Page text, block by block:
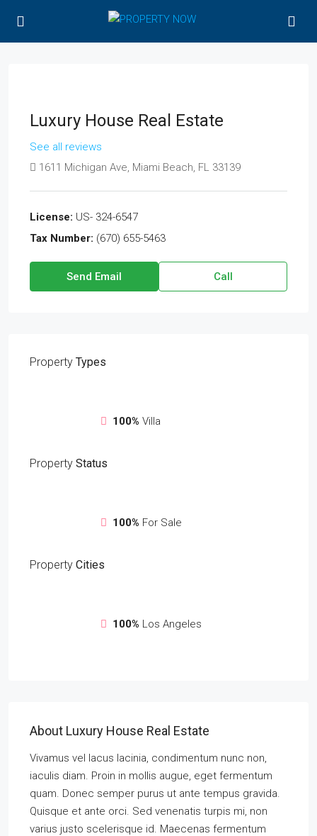
Luxury House Real Estate
See all reviews
1611 Michigan Ave, Miami Beach, FL 33139
License: US- 324-6547
Tax Number: (670) 655-5463
Send Email Call
Property Types
100% Villa
Property Status
100% For Sale
Property Cities
100% Los Angeles
About Luxury House Real Estate
Vivamus vel lacus lacinia, condimentum nunc non,
iaculis diam. Proin in mollis augue, eget fermentum
quam. Donec semper purus ut ante tempus gravida.
Quisque et ante orci. Sed venenatis turpis mi, non
varius justo scelerisque id. Maecenas fermentum